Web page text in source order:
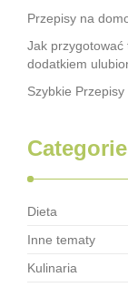
Przepisy na
Jak przygotować
dodatkiem
Szybkie
Dieta
Inne tematy
Kulinaria